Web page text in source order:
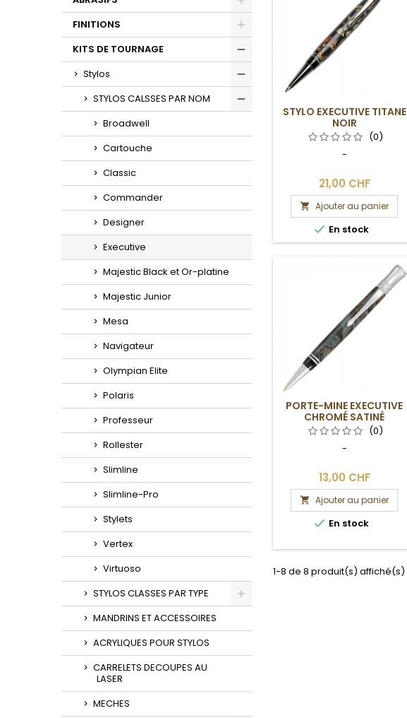
FINITIONS
KITS DE TOURNAGE
Toggle
Stylos
Toggle
STYLOS CALSSES PAR NOM
Toggle
Broadwell
Cartouche
Classic
Commander
Designer
Executive
Majestic Black et Or-platine
Majestic Junior
Mesa
Navigateur
Olympian Elite
Polaris
Professeur
Rollester
Slimline
Slimline-Pro
Stylets
Vertex
Virtuoso
STYLOS CLASSES PAR TYPE
MANDRINS ET ACCESSOIRES
ACRYLIQUES POUR STYLOS
CARRELETS DECOUPES AU
LASER
MECHES
STYLO EXECUTIVE TITANE
NOIR
(0)
-
21,00 CHF
 Ajouter au panier
 En stock
PORTE-MINE EXECUTIVE
CHROMÉ SATINÉ
(0)
-
13,00 CHF
 Ajouter au panier
 En stock
1-8 de 8 produit(s) affiché(s)